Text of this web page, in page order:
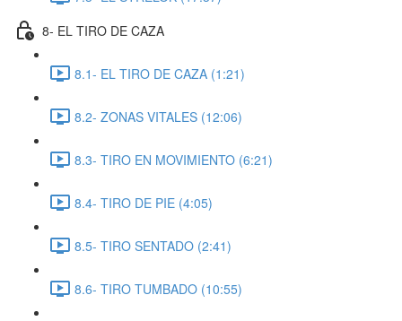
8- EL TIRO DE CAZA
8.1- EL TIRO DE CAZA (1:21)
8.2- ZONAS VITALES (12:06)
8.3- TIRO EN MOVIMIENTO (6:21)
8.4- TIRO DE PIE (4:05)
8.5- TIRO SENTADO (2:41)
8.6- TIRO TUMBADO (10:55)